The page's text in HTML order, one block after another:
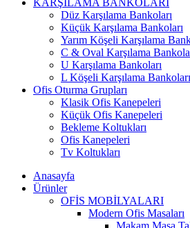
KARŞILAMA BANKOLARI
Düz Karşılama Bankoları
Küçük Karşılama Bankoları
Yarım Köşeli Karşılama
C & Oval Karşılama
U Karşılama Bankoları
L Köşeli Karşılama Bankoları
Ofis Oturma Grupları
Klasik Ofis Kanepeleri
Küçük Ofis Kanepeleri
Bekleme Koltukları
Ofis Kanepeleri
Tv Koltukları
Anasayfa
Ürünler
OFİS MOBİLYALARI
Modern Ofis Masaları